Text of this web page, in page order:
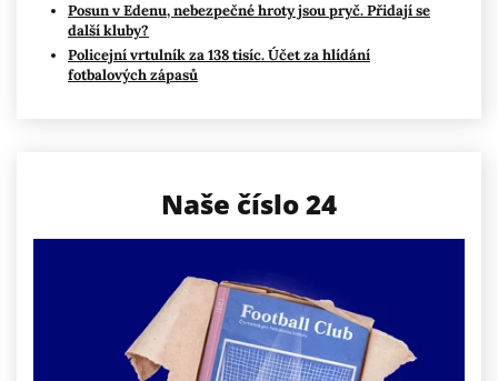
Posun v Edenu, nebezpečné hroty jsou pryč. Přidají se
další kluby?
Policejní vrtulník za 138 tisíc. Účet za hlídání
fotbalových zápasů
Naše číslo 24